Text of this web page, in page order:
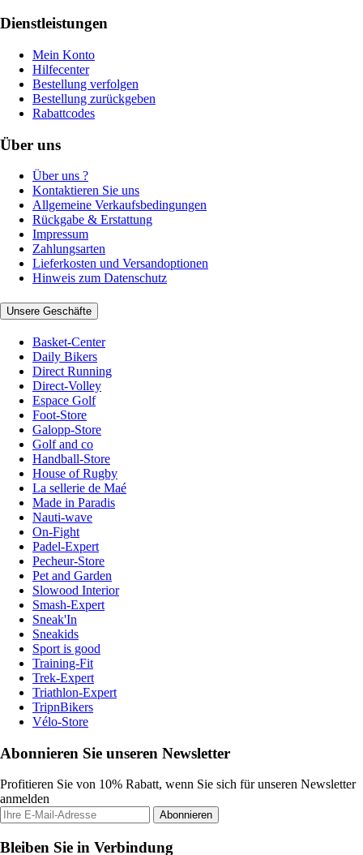
Dienstleistungen
Mein Konto
Hilfecenter
Bestellung verfolgen
Bestellung zurückgeben
Rabattcodes
Über uns
Über uns ?
Kontaktieren Sie uns
Allgemeine Verkaufsbedingungen
Rückgabe & Erstattung
Impressum
Zahlungsarten
Lieferkosten und Versandoptionen
Hinweis zum Datenschutz
Unsere Geschäfte
Basket-Center
Daily Bikers
Direct Running
Direct-Volley
Espace Golf
Foot-Store
Galopp-Store
Golf and co
Handball-Store
House of Rugby
La sellerie de Maé
Made in Paradis
Nauti-wave
On-Fight
Padel-Expert
Pecheur-Store
Pet and Garden
Slowood Interior
Smash-Expert
Sneak'In
Sneakids
Sport is good
Training-Fit
Trek-Expert
Triathlon-Expert
TripnBikers
Vélo-Store
Abonnieren Sie unseren Newsletter
Profitieren Sie von 10% Rabatt, wenn Sie sich für unseren Newsletter
anmelden
Abonnieren
Bleiben Sie in Verbindung